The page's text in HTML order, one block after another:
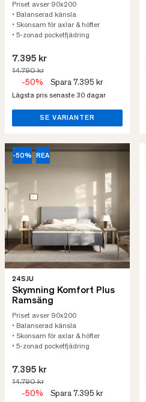
Priset avser 90x200
• Balanserad känsla
• Skonsam för axlar & höfter
• 5-zonad pocketfjädring
7.395 kr
14.790 kr
-50% Spara 7.395 kr
Lägsta pris senaste 30 dagar
SE VARIANTER
-50% REA
24SJU
Skymning Komfort Plus
Ramsäng
Priset avser 90x200
• Balanserad känsla
• Skonsam för axlar & höfter
• 5-zonad pocketfjädring
7.395 kr
14.790 kr
-50% Spara 7.395 kr